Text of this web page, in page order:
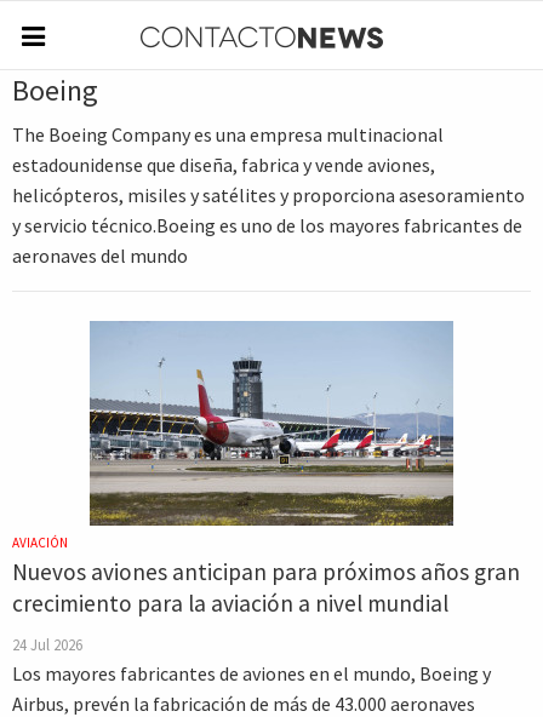
Boeing
The Boeing Company es una empresa multinacional
estadounidense​ que diseña, fabrica y vende aviones,
helicópteros, misiles y satélites y proporciona asesoramiento
y servicio técnico.Boeing es uno de los mayores fabricantes de
aeronaves del mundo
AVIACIÓN
Nuevos aviones anticipan para próximos años gran
crecimiento para la aviación a nivel mundial
24 Jul 2026
Los mayores fabricantes de aviones en el mundo, Boeing y
Airbus, prevén la fabricación de más de 43.000 aeronaves